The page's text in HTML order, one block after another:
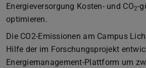
Energieversorgung Kosten- und CO2-
optimieren.
Die CO2-Emissionen am Campus
Hilfe der im Forschungsprojekt
Energiemanagement-Plattform um